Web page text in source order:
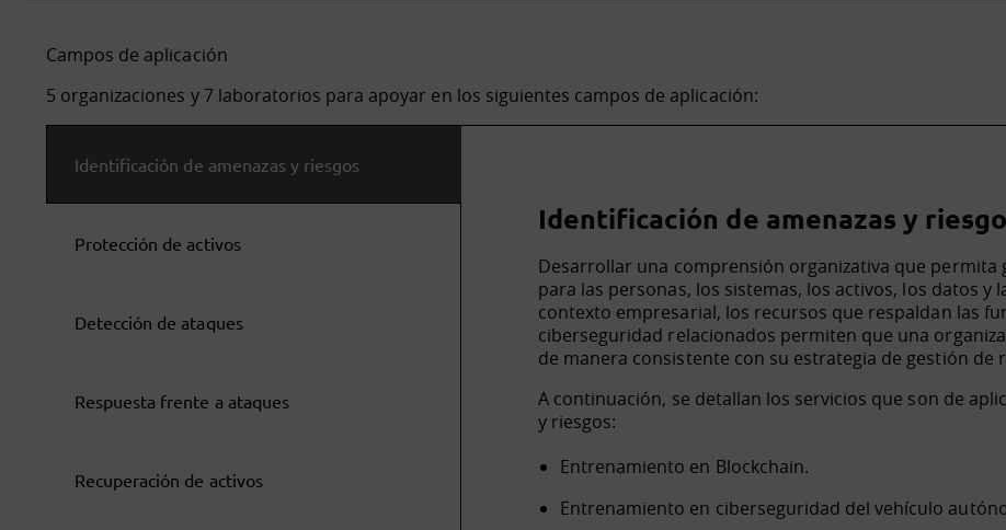
Campos de aplicación
5 organizaciones y 7 laboratorios para apoyar en los siguientes campos de aplicación:
Identificación de amenazas y riesgos
Protección de activos
Detección de ataques
Respuesta frente a ataques
Recuperación de activos
Identificación de amenazas y
Desarrollar una comprensión organizativa que permita
para las personas, los sistemas, los activos, los datos y
contexto empresarial, los recursos que respaldan las
ciberseguridad relacionados permiten que una
de manera consistente con su estrategia de gestión de
A continuación, se detallan los servicios que son de
y riesgos:
Entrenamiento en Blockchain.
Entrenamiento en ciberseguridad del vehículo